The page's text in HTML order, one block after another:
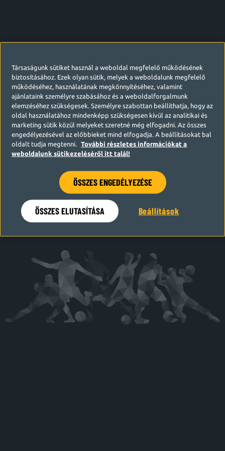
Hamarosan visszatérünk
Társaságunk sütiket használ a weboldal megfelelő működésének
biztosításához. Ezek olyan sütik, melyek a weboldalunk megfelelő
működéséhez, használatának megkönnyítéséhez, valamint
ajánlataink személyre szabásához és a weboldalforgalmunk
elemzéséhez szükségesek. Személyre szabottan beállíthatja, hogy az
oldal használatához mindenképp szükségesen kívül az analitikai és
marketing sütik közül melyeket szeretné még elfogadni. Az összes
engedélyezésével az előbbieket mind elfogadja. A beállításokat bal
oldalt tudja megtenni.
További részletes információkat a
weboldalunk sütikezeléséről itt talál!
ÖSSZES ENGEDÉLYEZÉSE
ÖSSZES ELUTASÍTÁSA Beállítások